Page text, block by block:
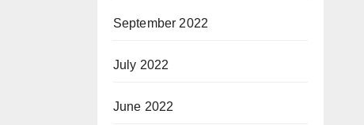
September 2022
July 2022
June 2022